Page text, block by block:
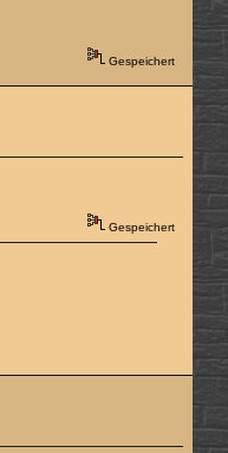
Gespeichert
Gespeichert